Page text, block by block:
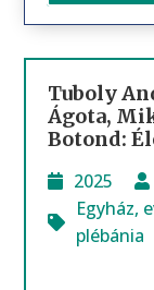
Tuboly
Ágota,
Botond:
2025
Egyház,
plébánia